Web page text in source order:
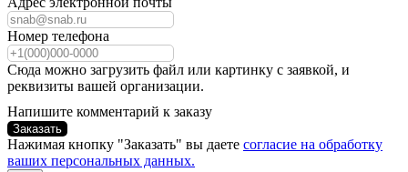
Номер телефона
Сюда можно загрузить файл или картинку с заявкой, и
реквизиты вашей организации.
Напишите комментарий к заказу
Заказать
Нажимая кнопку "Заказать" вы даете согласие на обработку
ваших персональных данных.